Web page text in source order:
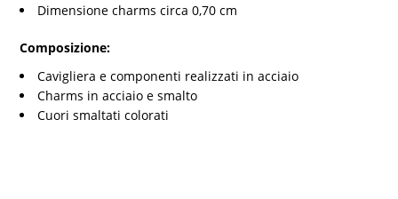
Dimensione charms circa 0,70 cm
Composizione:
Cavigliera e componenti realizzati in acciaio
Charms in acciaio e smalto
Cuori smaltati colorati